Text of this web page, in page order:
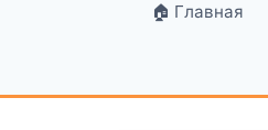
🏠 Главная